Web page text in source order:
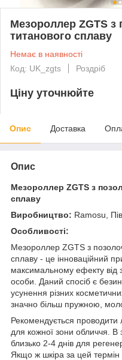
Мезороллер ZGTS з
титанового сплаву
Немає в наявності
Код: UK_zgts
Роздріб
Ціну уточнюйте
Опис Доставка
Опис
Мезороллер ZGTS з
сплаву
Виробництво: Ramosu,
Особливості:
Мезороллер ZGTS з
сплаву - це інноваційний
максимальному ефекту від
особи. Даний спосіб є
усунення різних
значно більш пружною,
Рекомендується
для кожної зони обличчя. В
близько 2-4 днів для
Якщо ж шкіра за цей термін